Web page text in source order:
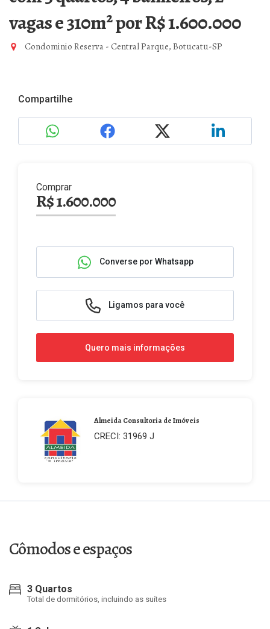
vagas e 310m²por R$ 1.600.000
Condominio Reserva - Central Parque, Botucatu-SP
Compartilhe
Comprar
R$ 1.600.000
Converse por Whatsapp
Ligamos para você
Quero mais informações
Almeida Consultoria de Imóveis
CRECI: 31969 J
Cômodos e espaços
3 Quartos
Total de dormitórios, incluindo as suítes